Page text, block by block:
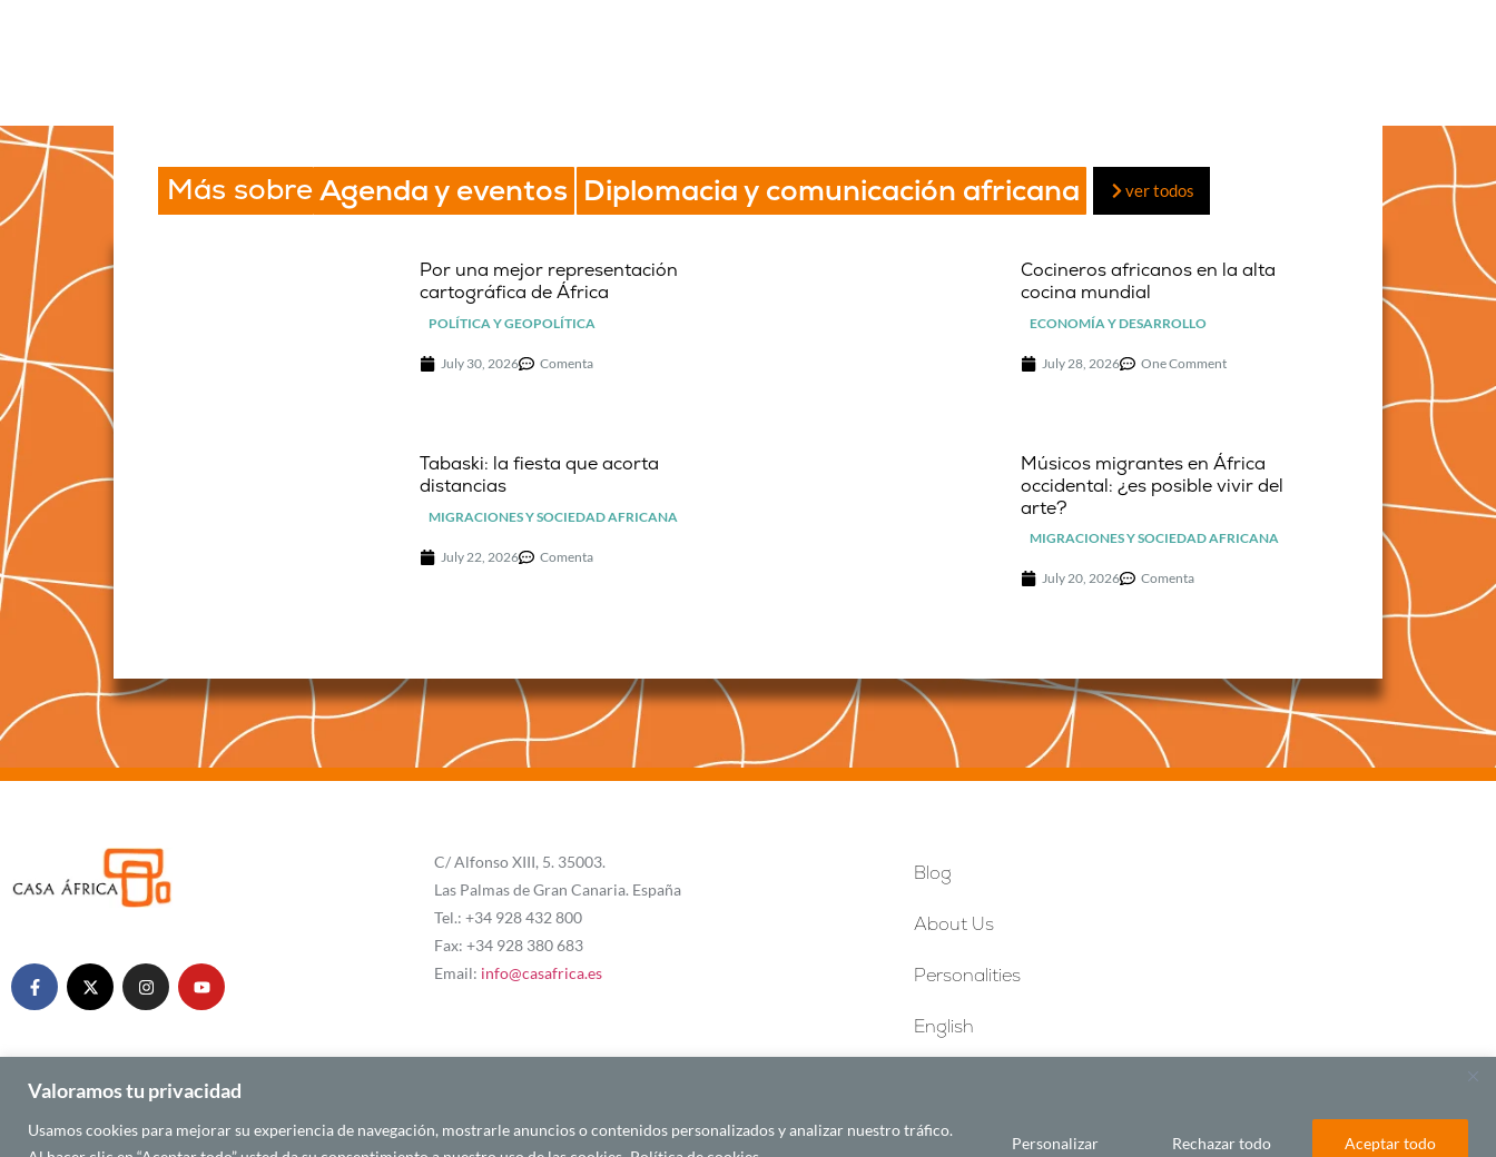
Valoramos tu privacidad
Usamos cookies para mejorar su experiencia de navegación, mostrarle anuncios o contenidos personalizados y analizar nuestro tráfico.
Personalizar Rechazar todo Aceptar todo
Más sobreAgenda y eventos Diplomacia y comunicación africana ver todos
Por una mejor representación
cartográfica de África
POLÍTICA Y GEOPOLÍTICA
July 30, 2026 Comenta
Cocineros africanos en la alta
cocina mundial
ECONOMÍA Y DESARROLLO
July 28, 2026 One Comment
Tabaski: la fiesta que acorta
distancias
MIGRACIONES Y SOCIEDAD AFRICANA
July 22, 2026 Comenta
Músicos migrantes en África
occidental: ¿es posible vivir del
arte?
MIGRACIONES Y SOCIEDAD AFRICANA
July 20, 2026 Comenta
C/ Alfonso XIII, 5. 35003.
Las Palmas de Gran Canaria. España
Tel.: +34 928 432 800
Fax: +34 928 380 683
Email: info@casafrica.es
Blog
About Us
Personalities
English